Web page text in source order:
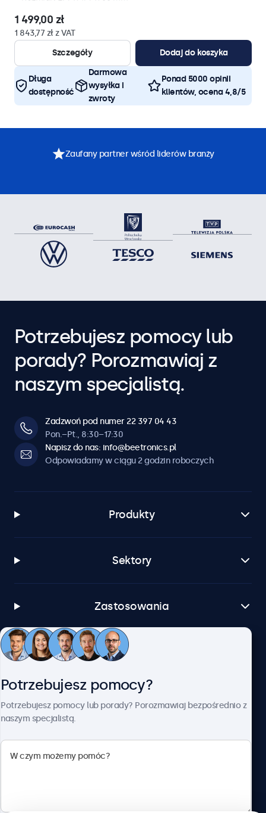
1 499,00 zł
1 843,77 zł z VAT
Szczegóły
Dodaj do koszyka
Długa
dostępność
Darmowa
wysyłka i
zwroty
Ponad 5000 opinii
klientów, ocena 4,8/5
Zaufany partner wśród liderów branży
Potrzebujesz pomocy lub
porady? Porozmawiaj z
naszym specjalistą.
Zadzwoń pod numer 22 397 04 43
Pon.–Pt., 8:30–17:30
Napisz do nas: info@beetronics.pl
Odpowiadamy w ciągu 2 godzin roboczych
Produkty
Sektory
Zastosowania
Obsługa klienta
Potrzebujesz pomocy?
Potrzebujesz pomocy lub porady? Porozmawiaj bezpośrednio z
naszym specjalistą.